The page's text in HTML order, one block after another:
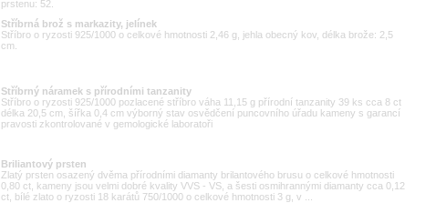
prstenu: 52.
Stříbrná brož s markazity, jelínek
Stříbro o ryzosti 925/1000 o celkové hmotnosti 2,46 g, jehla obecný kov, délka brože: 2,5
cm.
Stříbrný náramek s přírodními tanzanity
Stříbro o ryzosti 925/1000 pozlacené stříbro váha 11,15 g přírodní tanzanity 39 ks cca 8 ct
délka 20,5 cm, šířka 0,4 cm výborný stav osvědčení puncovního úřadu kameny s garancí
pravosti zkontrolované v gemologické laboratoři
Briliantový prsten
Zlatý prsten osazený dvěma přírodními diamanty brilantového brusu o celkové hmotnosti
0,80 ct, kameny jsou velmi dobré kvality VVS - VS, a šesti osmihrannými diamanty cca 0,12
ct, bílé zlato o ryzosti 18 karátů 750/1000 o celkové hmotnosti 3 g, v ...